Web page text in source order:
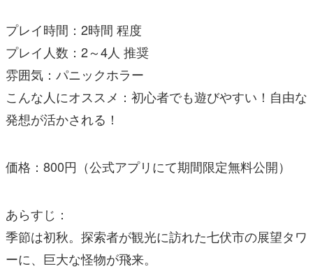
プレイ時間：2時間 程度
プレイ人数：2～4人 推奨
雰囲気：パニックホラー
こんな人にオススメ：初心者でも遊びやすい！自由な
発想が活かされる！
価格：800円（公式アプリにて期間限定無料公開）
あらすじ：
季節は初秋。探索者が観光に訪れた七伏市の展望タワ
ーに、巨大な怪物が飛来。